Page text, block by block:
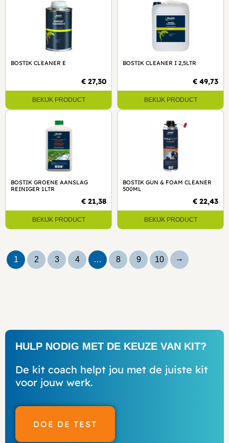
BOSTIK CLEANER E
€ 27,30
BEKIJK PRODUCT
BOSTIK CLEANER I 2,5LTR
€ 49,73
BEKIJK PRODUCT
BOSTIK GROENE AANSLAG
REINIGER 1LTR
€ 21,38
BEKIJK PRODUCT
BOSTIK GUN & FOAM CLEANER
500ML
€ 22,43
BEKIJK PRODUCT
1 2 3 4 … 8 9 10 →
HULP NODIG MET DE KEUZE VAN KIT?
De kit coach helpt jou met de juiste kit
voor jouw werk.
DOE DE TEST